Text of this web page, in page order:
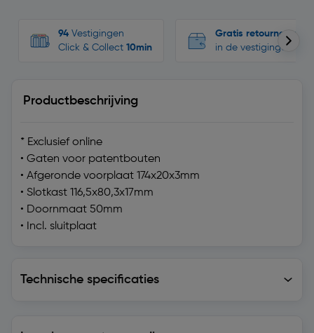
94 Vestigingen
Click & Collect 10min
Gratis retourneren
in de vestigingen
Productbeschrijving
* Exclusief online
• Gaten voor patentbouten
• Afgeronde voorplaat 174x20x3mm
• Slotkast 116,5x80,3x17mm
• Doornmaat 50mm
• Incl. sluitplaat
Technische specificaties